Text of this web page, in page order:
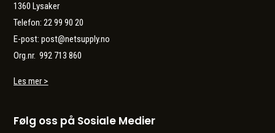
1360 Lysaker
Telefon: 22 99 90 20
E-post: post@netsupply.no
Org.nr. 992 713 860
Les mer >
Følg oss på Sosiale Medier